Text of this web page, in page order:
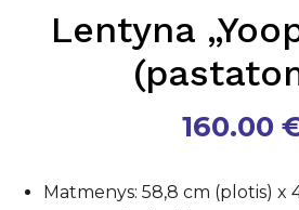
Lentyna
160.00
Matmenys: 58,8 cm (plotis) x